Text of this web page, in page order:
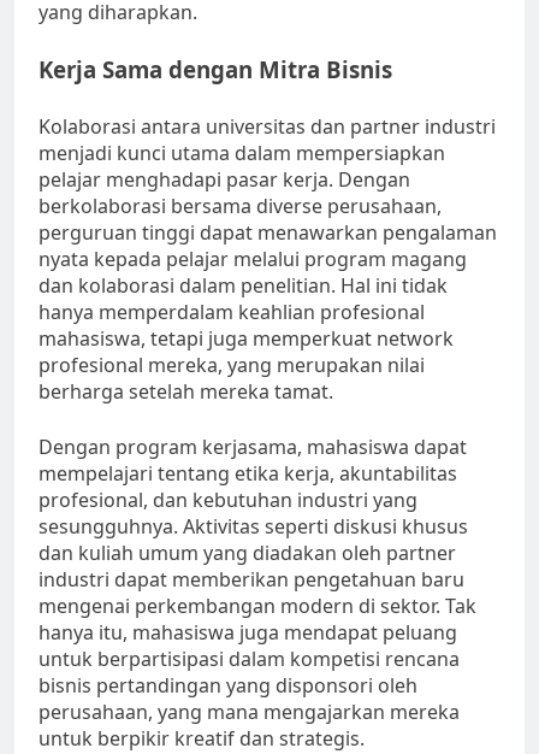
yang diharapkan.
Kerja Sama dengan Mitra Bisnis
Kolaborasi antara universitas dan partner industri
menjadi kunci utama dalam mempersiapkan
pelajar menghadapi pasar kerja. Dengan
berkolaborasi bersama diverse perusahaan,
perguruan tinggi dapat menawarkan pengalaman
nyata kepada pelajar melalui program magang
dan kolaborasi dalam penelitian. Hal ini tidak
hanya memperdalam keahlian profesional
mahasiswa, tetapi juga memperkuat network
profesional mereka, yang merupakan nilai
berharga setelah mereka tamat.
Dengan program kerjasama, mahasiswa dapat
mempelajari tentang etika kerja, akuntabilitas
profesional, dan kebutuhan industri yang
sesungguhnya. Aktivitas seperti diskusi khusus
dan kuliah umum yang diadakan oleh partner
industri dapat memberikan pengetahuan baru
mengenai perkembangan modern di sektor. Tak
hanya itu, mahasiswa juga mendapat peluang
untuk berpartisipasi dalam kompetisi rencana
bisnis pertandingan yang disponsori oleh
perusahaan, yang mana mengajarkan mereka
untuk berpikir kreatif dan strategis.